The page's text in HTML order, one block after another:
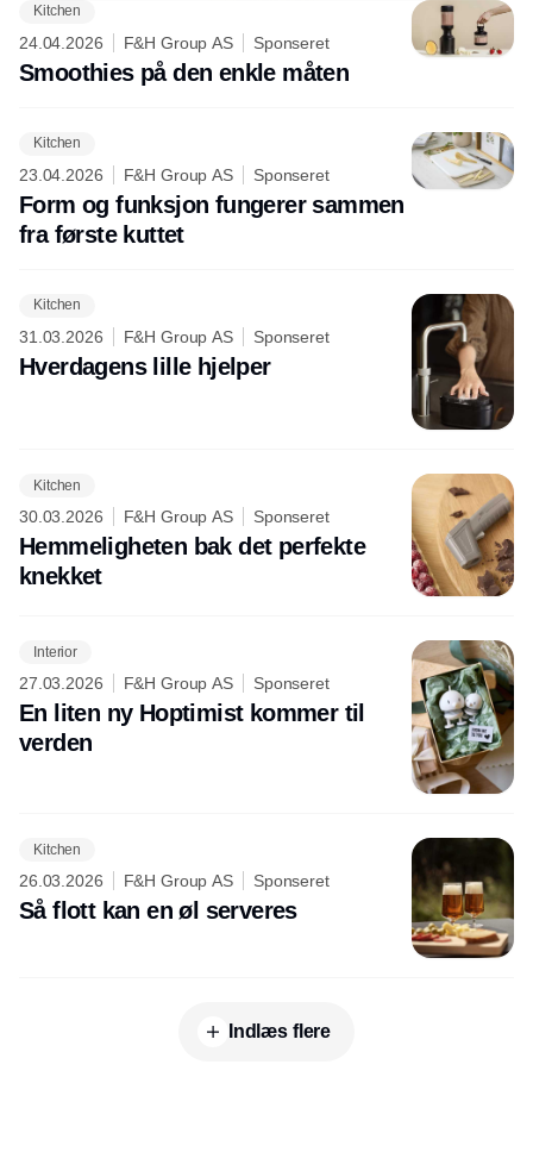
Kitchen
24.04.2026 F&H Group AS Sponseret
Smoothies på den enkle måten
Kitchen
23.04.2026 F&H Group AS Sponseret
Form og funksjon fungerer sammen
fra første kuttet
Kitchen
31.03.2026 F&H Group AS Sponseret
Hverdagens lille hjelper
Kitchen
30.03.2026 F&H Group AS Sponseret
Hemmeligheten bak det perfekte
knekket
Interior
27.03.2026 F&H Group AS Sponseret
En liten ny Hoptimist kommer til
verden
Kitchen
26.03.2026 F&H Group AS Sponseret
Så flott kan en øl serveres
Indlæs flere